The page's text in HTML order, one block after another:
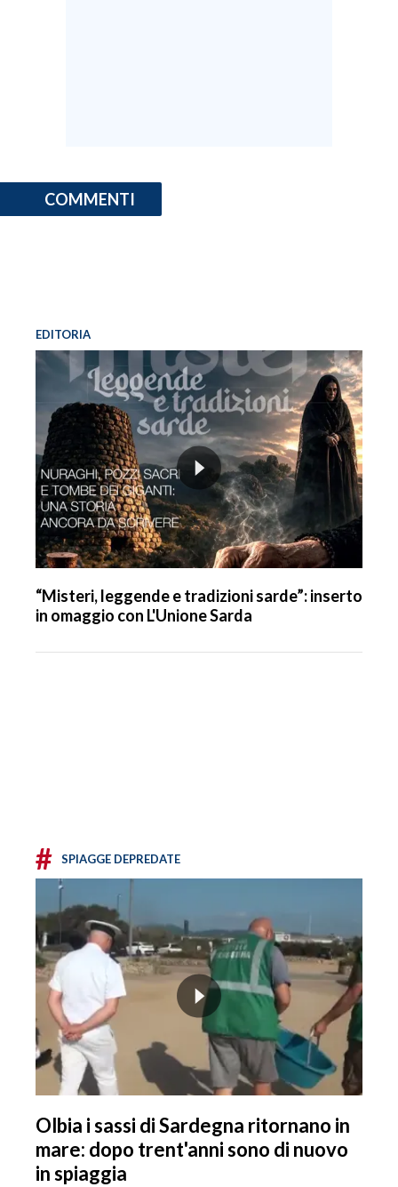
COMMENTI
EDITORIA
“Misteri, leggende e tradizioni sarde”: inserto
in omaggio con L'Unione Sarda
# SPIAGGE DEPREDATE
Olbia i sassi di Sardegna ritornano in
mare: dopo trent'anni sono di nuovo
in spiaggia